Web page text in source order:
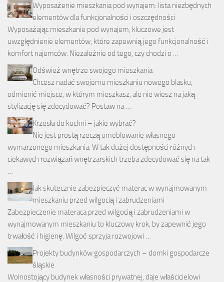
Wyposażenie mieszkania pod wynajem: lista niezbędnych
elementów dla funkcjonalności i oszczędności
Wyposażając mieszkanie pod wynajem, kluczowe jest
uwzględnienie elementów, które zapewnią jego funkcjonalność i
komfort najemców. Niezależnie od tego, czy chodzi o …
Odśwież wnętrze swojego mieszkania
Chcesz nadać swojemu mieszkaniu nowego blasku,
odmienić miejsce, w którym mieszkasz, ale nie wiesz na jaką
stylizację się zdecydować? Postaw na …
Krzesła do kuchni – jakie wybrać?
Nie jest prostą rzeczą umeblowanie własnego
wymarzonego mieszkania. W tak dużej dostępności różnych
ciekawych rozwiązań wnętrzarskich trzeba zdecydować się na tak
Jak skutecznie zabezpieczyć materac w wynajmowanym
mieszkaniu przed wilgocią i zabrudzeniami
Zabezpieczenie materaca przed wilgocią i zabrudzeniami w
wynajmowanym mieszkaniu to kluczowy krok, by zapewnić jego
trwałość i higienę. Wilgoć sprzyja rozwojowi …
Projekty budynków gospodarczych – domki gospodarcze
śląskie
Wolnostojący budynek własności prywatnej, daje właścicielowi